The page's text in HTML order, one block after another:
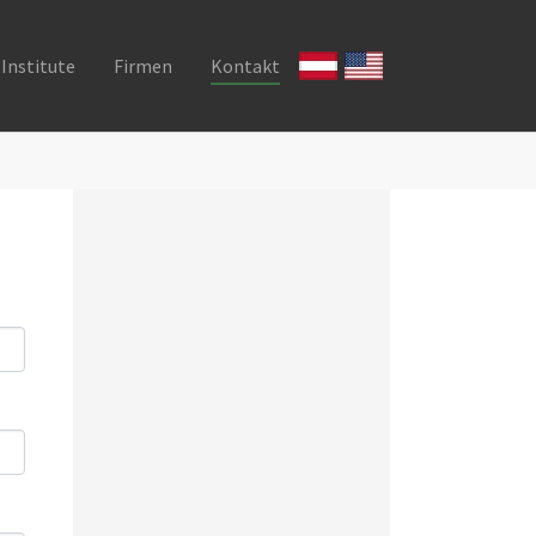
Institute Firmen Kontakt